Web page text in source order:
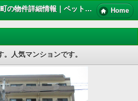
尼崎市大庄西町の物件詳細情報｜ペット 賃貸 Home
人気マンションです。